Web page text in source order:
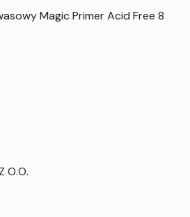
Magic Primer Acid Free 8
O.O.